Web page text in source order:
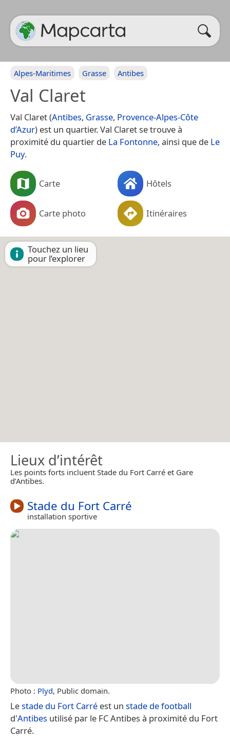
Alpes-Maritimes Grasse Antibes
Val Claret
Val Claret (Antibes, Grasse, Provence-Alpes-Côte
d’Azur) est un quartier. Val Claret se trouve à
proximité du quartier de La Fontonne, ainsi que de Le
Puy.
Carte Hôtels
Carte photo Itinéraires
Touchez un lieu
pour l’explorer
Lieux d’intérêt
Les points forts incluent Stade du Fort Carré et Gare
d’Antibes.
Stade du Fort Carré
installation sportive
Photo : Plyd, Public domain.
Lestade du Fort Carré est un stade de football
d'Antibes utilisé par le FC Antibes à proximité du Fort
Carré.